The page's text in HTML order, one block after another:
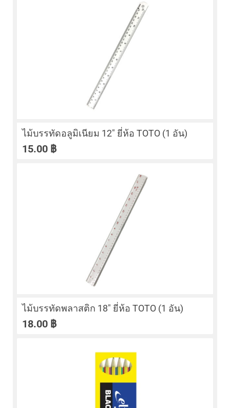
ไม้บรรทัดอลูมิเนียม 12″ ยี่ห้อ TOTO (1 อัน)
15.00 ฿
ไม้บรรทัดพลาสติก 18″ ยี่ห้อ TOTO (1 อัน)
18.00 ฿